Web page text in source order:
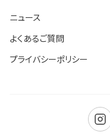
ニュース
よくあるご質問
プライバシーポリシー